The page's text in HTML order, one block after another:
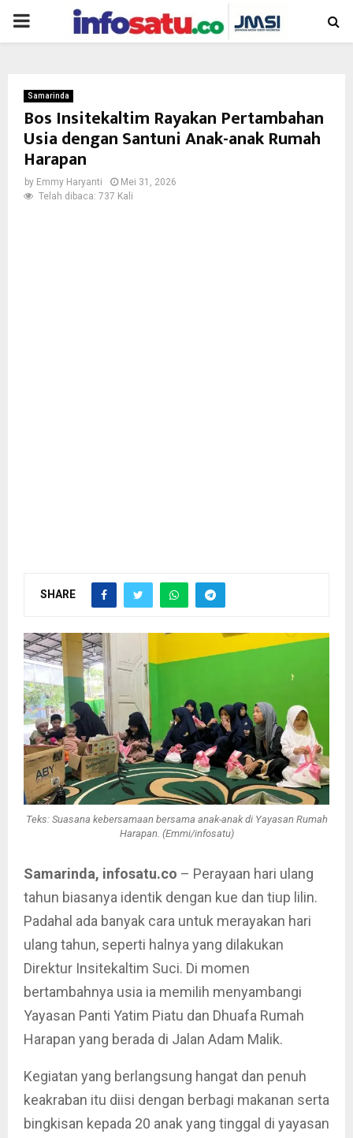
PRIMARY
Samarinda
Bos Insitekaltim Rayakan Pertambahan
Usia dengan Santuni Anak-anak Rumah
Harapan
by Emmy Haryanti
Mei 31, 2026
Telah dibaca: 737 Kali
SHARE
Teks: Suasana kebersamaan bersama anak-anak di Yayasan Rumah
Harapan. (Emmi/infosatu)
Samarinda, infosatu.co – Perayaan hari ulang
tahun biasanya identik dengan kue dan tiup lilin.
Padahal ada banyak cara untuk merayakan hari
ulang tahun, seperti halnya yang dilakukan
Direktur Insitekaltim Suci. Di momen
bertambahnya usia ia memilih menyambangi
Yayasan Panti Yatim Piatu dan Dhuafa Rumah
Harapan yang berada di Jalan Adam Malik.
Kegiatan yang berlangsung hangat dan penuh
keakraban itu diisi dengan berbagi makanan serta
bingkisan kepada 20 anak yang tinggal di yayasan